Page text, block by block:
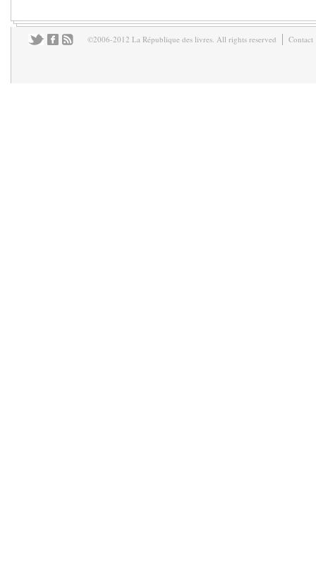
©2006-2012 La République des livres. All rights reserved Contact